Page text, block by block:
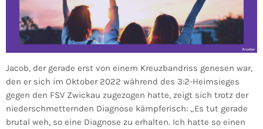
Jacob, der gerade erst von einem Kreuzbandriss genesen war,
den er sich im Oktober 2022 während des 3:2-Heimsieges
gegen den FSV Zwickau zugezogen hatte, zeigt sich trotz der
niederschmetternden Diagnose kämpferisch: „Es tut gerade
brutal weh, so eine Diagnose zu erhalten. Ich hatte so einen